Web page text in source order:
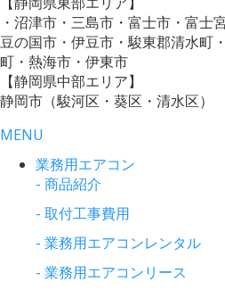
・沼津市・三島市・富士市・富士
豆の国市・伊豆市・駿東郡清水町
町・熱海市・伊東市
【静岡県中部エリア】
静岡市（駿河区・葵区・清水区）
MENU
業務用エアコン
- 商品紹介
- 取付工事費用
- 業務用エアコンレンタル
- 業務用エアコンリース